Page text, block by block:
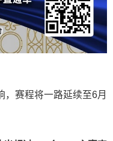
，赛程将一路延续至6月